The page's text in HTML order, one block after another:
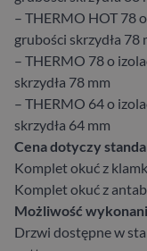
– THERMO HOT 78
grubości skrzydła 78
– THERMO 78 o
skrzydła 78 mm
– THERMO 64 o
skrzydła 64 mm
Cena dotyczy
Komplet okuć z
Komplet okuć z
Możliwość
Drzwi dostępne w